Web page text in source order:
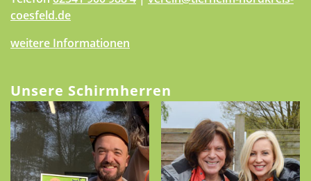
coesfeld.de
weitere Informationen
Unsere Schirmherren